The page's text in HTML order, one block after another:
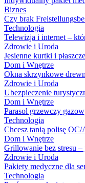
Biznes
Czy brak
Technologia
Telewizja i internet –
Zdrowie i Uroda
Jesienne kurtki i
Dom i Wnętrze
Okna skrzynkowe
Zdrowie i Uroda
Ubezpieczenie
Dom i Wnętrze
Parasol grzewczy
Technologia
Chcesz tanią polisę
Dom i Wnętrze
Grillowanie bez stresu
Zdrowie i Uroda
Pakiety medyczne dla
Technologia